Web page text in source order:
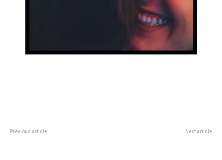
Previous article Next article